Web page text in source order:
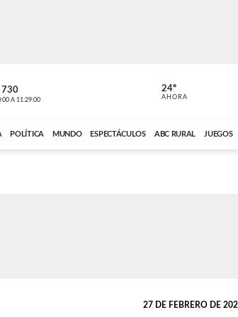
730
A 11:29:00 ABC CARDINAL
24º
AHORA
POLÍTICA MUNDO ESPECTÁCULOS ABC RURAL JUEGOS
27 DE FEBRERO DE